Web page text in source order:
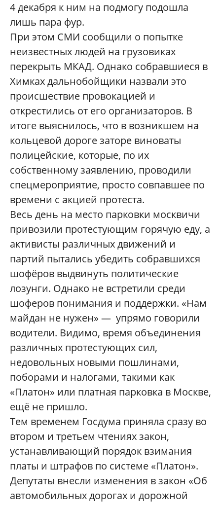
4 декабря к ним на подмогу подошла
лишь пара фур.
При этом СМИ сообщили о попытке
неизвестных людей на грузовиках
перекрыть МКАД. Однако собравшиеся в
Химках дальнобойщики назвали это
происшествие провокацией и
открестились от его организаторов. В
итоге выяснилось, что в возникшем на
кольцевой дороге заторе виноваты
полицейские, которые, по их
собственному заявлению, проводили
спецмероприятие, просто совпавшее по
времени с акцией протеста.
Весь день на место парковки москвичи
привозили протестующим горячую еду, а
активисты различных движений и
партий пытались убедить собравшихся
шофёров выдвинуть политические
лозунги. Однако не встретили среди
шоферов понимания и поддержки. «Нам
майдан не нужен» — упрямо говорили
водители. Видимо, время объединения
различных протестующих сил,
недовольных новыми пошлинами,
поборами и налогами, такими как
«Платон» или платная парковка в Москве,
ещё не пришло.
Тем временем Госдума приняла сразу во
втором и третьем чтениях закон,
устанавливающий порядок взимания
платы и штрафов по системе «Платон».
Депутаты внесли изменения в закон «Об
автомобильных дорогах и дорожной